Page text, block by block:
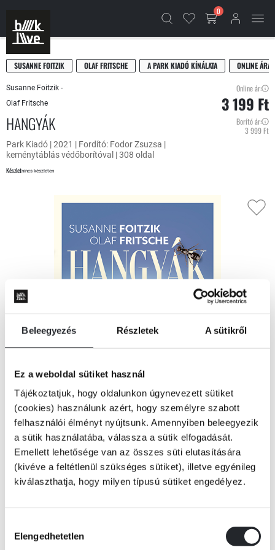
Beleegyezés Részletek A sütikről
Ez a weboldal sütiket használ
Tájékoztatjuk, hogy oldalunkon úgynevezett sütiket
(cookies) használunk azért, hogy személyre szabott
felhasználói élményt nyújtsunk. Amennyiben beleegyezik
a sütik használatába, válassza a sütik elfogadását.
Emellett lehetősége van az összes süti elutasítására
(kivéve a feltétlenül szükséges sütiket), illetve egyénileg
kiválaszthatja, hogy milyen típusú sütiket engedélyez.
kiválasztása
Elengedhetetlen
0
SUSANNE FOITZIK OLAF FRITSCHE A PARK KIADÓ KÍNÁLATA ONLINE
Susanne Foitzik -
Olaf Fritsche
HANGYÁK
Park Kiadó | 2021 | Fordító: Fodor Zsuzsa |
keménytáblás védőborítóval | 308 oldal
Készletnincs készleten
Online ár:
3 199 Ft
Borító ár:
3 999 Ft